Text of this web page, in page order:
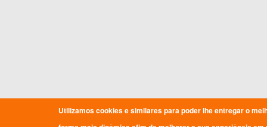
Utilizamos cookies e similares para poder lhe entregar o